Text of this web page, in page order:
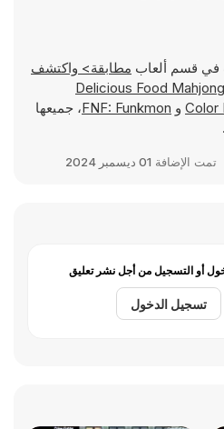
في قسم ألعاب
مطابقة> واكتشف
Delicious Food
Color و FNF: Funkmon، جميعها
تمت الإضافة 01 ديسمبر 2024
أو التسجيل من أجل نشر تعليق
تسجيل الدخول